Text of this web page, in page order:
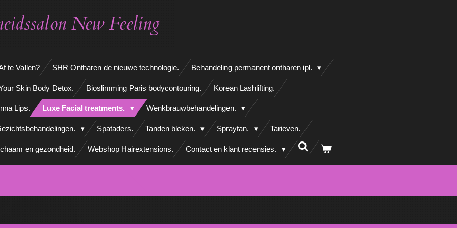
New Feeling
te Vallen? SHR Ontharen de nieuwe technologie. Behandeling permanent ontharen ipl.
Skin Body Detox. Bioslimming Paris bodycontouring. Korean Lashlifting.
Lips. Luxe Facial treatments. Wenkbrauwbehandelingen.
Spataders. Tanden bleken. Spraytan. Tarieven.
en gezondheid. Webshop Hairextensions. Contact en klant recensies.